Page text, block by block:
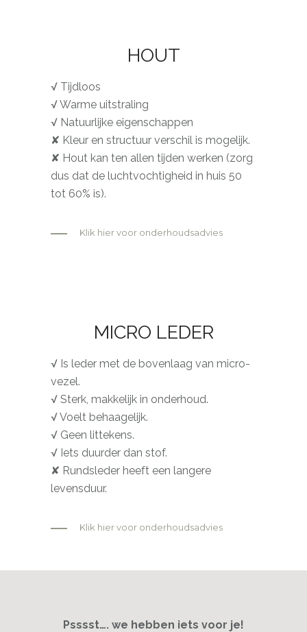
HOUT
√ Tijdloos
√ Warme uitstraling
√ Natuurlijke eigenschappen
✘ Kleur en structuur verschil is mogelijk.
✘ Hout kan ten allen tijden werken (zorg
dus dat de luchtvochtigheid in huis 50
tot 60% is).
Klik hier voor onderhoudsadvies
MICRO LEDER
√ Is leder met de bovenlaag van micro-
vezel.
√ Sterk, makkelijk in onderhoud.
√ Voelt behaagelijk.
√ Geen littekens.
√ Iets duurder dan stof.
✘ Rundsleder heeft een langere
levensduur.
Klik hier voor onderhoudsadvies
Psssst…. we hebben iets voor je!